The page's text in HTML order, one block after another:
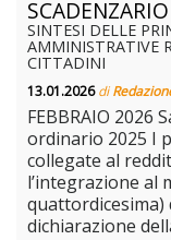
SCADENZARIO
SINTESI DELLE
AMMINISTRATIVE
CITTADINI
13.01.2026di
FEBBRAIO 2026
ordinario 2025 I
collegate al
l’integrazione al
quattordicesima)
dichiarazione